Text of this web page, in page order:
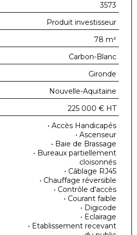
3573
Produit investisseur
78 m²
Carbon-Blanc
Gironde
Nouvelle-Aquitaine
225 000 € HT
• Accès Handicapés
• Ascenseur
• Baie de Brassage
• Bureaux partiellement
cloisonnés
• Câblage RJ45
• Chauffage réversible
• Contrôle d'accès
• Courant faible
• Digicode
• Eclairage
• Etablissement recevant